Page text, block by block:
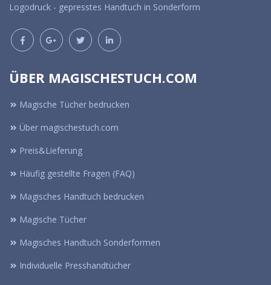
Logodruck - gepresstes Handtuch in Sonderform
ÜBER MAGISCHESTUCH.COM
Magische Tücher bedrucken
Über magischestuch.com
Preis&Lieferung
Häufig gestellte Fragen (FAQ)
Magisches Handtuch bedrucken
Magische Tücher
Magisches Handtuch Sonderformen
Individuelle Presshandtücher